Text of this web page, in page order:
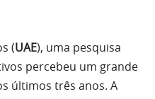
(UAE), uma pesquisa
percebeu um grande
últimos três anos. A